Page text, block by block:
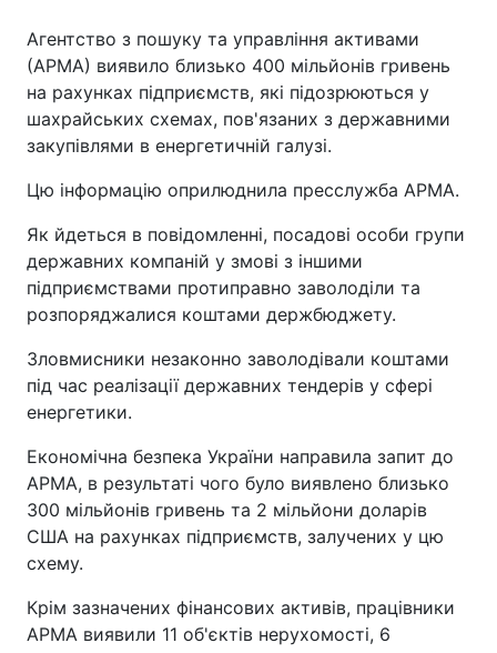
Агентство з пошуку та управління активами
(АРМА) виявило близько 400 мільйонів гривень
на рахунках підприємств, які підозрюються у
шахрайських схемах, пов'язаних з державними
закупівлями в енергетичній галузі.
Цю інформацію оприлюднила пресслужба АРМА.
Як йдеться в повідомленні, посадові особи групи
державних компаній у змові з іншими
підприємствами протиправно заволоділи та
розпоряджалися коштами держбюджету.
Зловмисники незаконно заволодівали коштами
під час реалізації державних тендерів у сфері
енергетики.
Економічна безпека України направила запит до
АРМА, в результаті чого було виявлено близько
300 мільйонів гривень та 2 мільйони доларів
США на рахунках підприємств, залучених у цю
схему.
Крім зазначених фінансових активів, працівники
АРМА виявили 11 об'єктів нерухомості, 6